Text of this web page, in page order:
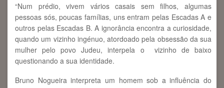
“Num prédio, vivem vários casais sem filhos, algumas
pessoas sós, poucas famílias, uns entram pelas Escadas A e
outros pelas Escadas B. A ignorância encontra a curiosidade,
quando um vizinho ingénuo, atordoado pela obsessão da sua
mulher pelo povo Judeu, interpela o vizinho de baixo
questionando a sua identidade.
Bruno Nogueira interpreta um homem sob a influência do